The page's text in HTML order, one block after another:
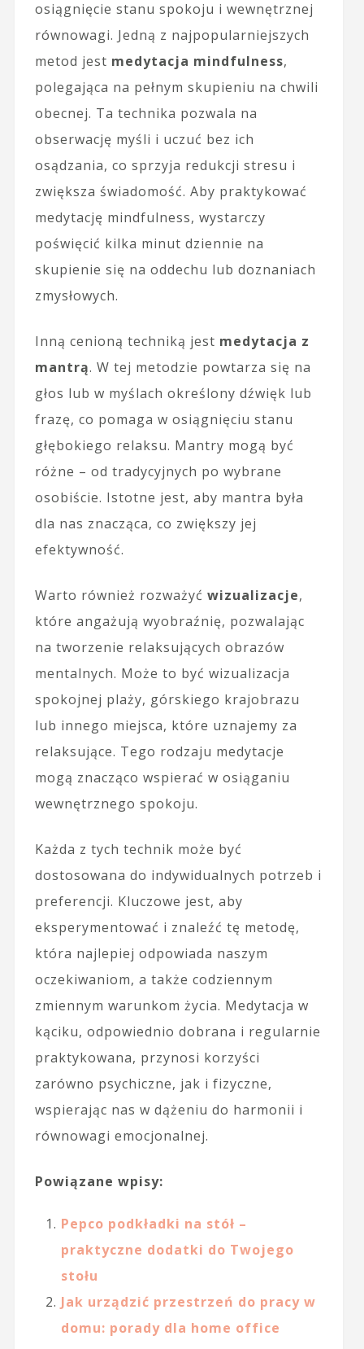
osiągnięcie stanu spokoju i wewnętrznej
równowagi. Jedną z najpopularniejszych
metod jest medytacja mindfulness,
polegająca na pełnym skupieniu na chwili
obecnej. Ta technika pozwala na
obserwację myśli i uczuć bez ich
osądzania, co sprzyja redukcji stresu i
zwiększa świadomość. Aby praktykować
medytację mindfulness, wystarczy
poświęcić kilka minut dziennie na
skupienie się na oddechu lub doznaniach
zmysłowych.
Inną cenioną techniką jest medytacja z
mantrą. W tej metodzie powtarza się na
głos lub w myślach określony dźwięk lub
frazę, co pomaga w osiągnięciu stanu
głębokiego relaksu. Mantry mogą być
różne – od tradycyjnych po wybrane
osobiście. Istotne jest, aby mantra była
dla nas znacząca, co zwiększy jej
efektywność.
Warto również rozważyć wizualizacje,
które angażują wyobraźnię, pozwalając
na tworzenie relaksujących obrazów
mentalnych. Może to być wizualizacja
spokojnej plaży, górskiego krajobrazu
lub innego miejsca, które uznajemy za
relaksujące. Tego rodzaju medytacje
mogą znacząco wspierać w osiąganiu
wewnętrznego spokoju.
Każda z tych technik może być
dostosowana do indywidualnych potrzeb i
preferencji. Kluczowe jest, aby
eksperymentować i znaleźć tę metodę,
która najlepiej odpowiada naszym
oczekiwaniom, a także codziennym
zmiennym warunkom życia. Medytacja w
kąciku, odpowiednio dobrana i regularnie
praktykowana, przynosi korzyści
zarówno psychiczne, jak i fizyczne,
wspierając nas w dążeniu do harmonii i
równowagi emocjonalnej.
Powiązane wpisy:
Pepco podkładki na stół –
praktyczne dodatki do Twojego
stołu
Jak urządzić przestrzeń do pracy w
domu: porady dla home office